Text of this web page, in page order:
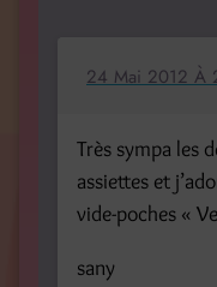
24 Mai 2012 À
Très sympa les
assiettes et
vide-poches «
sany